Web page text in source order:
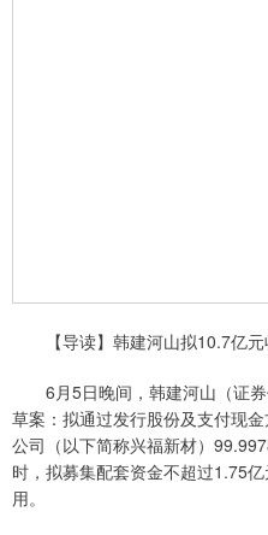
【导读】韩建河山拟10.7亿元
6月5日晚间，韩建河山（证券
草案：拟通过发行股份及支付现
公司（以下简称兴福新材）
时，拟募集配套资金不超过1.75
用。